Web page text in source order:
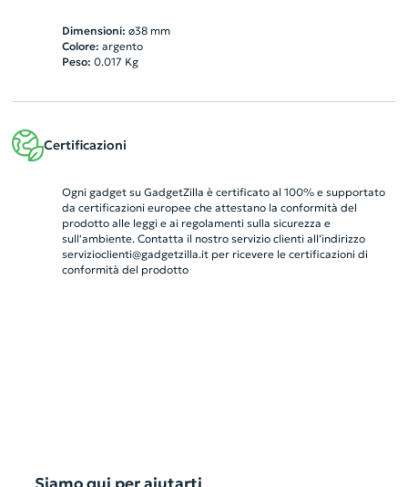
Dimensioni: ø38 mm
Colore: argento
Peso: 0.017 Kg
Certificazioni
Ogni gadget su GadgetZilla è certificato al 100% e supportato
da certificazioni europee che attestano la conformità del
prodotto alle leggi e ai regolamenti sulla sicurezza e
sull'ambiente. Contatta il nostro servizio clienti all’indirizzo
servizioclienti@gadgetzilla.itper ricevere le certificazioni di
conformità del prodotto
Siamo qui per aiutarti